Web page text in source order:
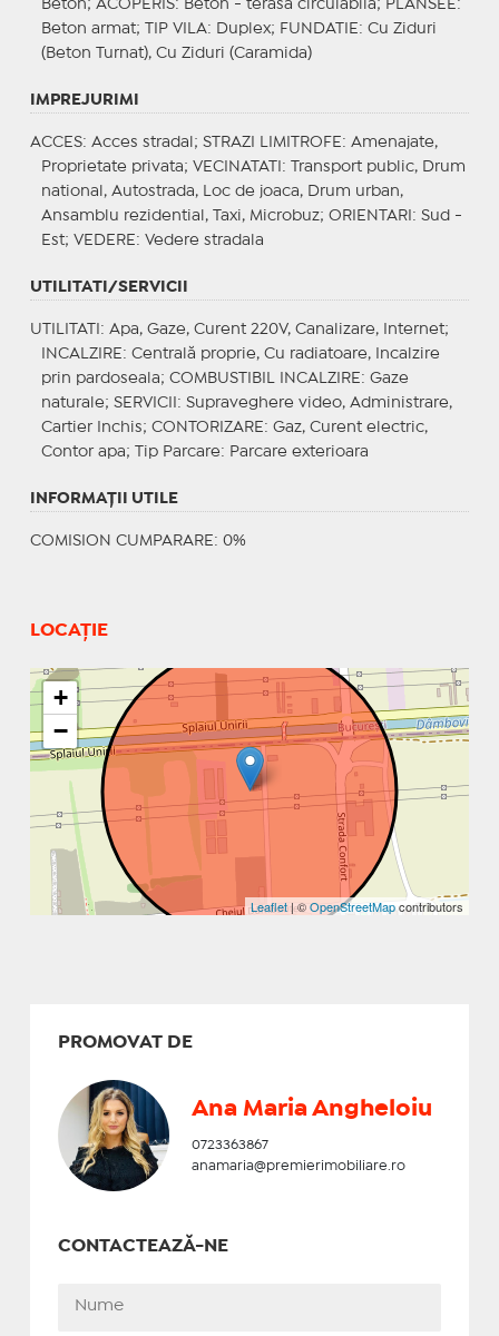
Beton; ACOPERIS: Beton - terasa circulabila; PLANSEE :
Beton armat;
TIP VILA: Duplex; FUNDATIE : Cu Ziduri
(Beton Turnat), Cu Ziduri (Caramida)
IMPREJURIMI
ACCES: Acces stradal; STRAZI LIMITROFE : Amenajate,
Proprietate privata; VECINATATI : Transport public, Drum
national, Autostrada, Loc de joaca, Drum urban,
Ansamblu rezidential, Taxi, Microbuz; ORIENTARI : Sud -
Est; VEDERE : Vedere stradala
UTILITATI/SERVICII
UTILITATI : Apa, Gaze, Curent 220V, Canalizare, Internet;
INCALZIRE : Centrală proprie, Cu radiatoare, Incalzire
prin pardoseala; COMBUSTIBIL INCALZIRE : Gaze
naturale; SERVICII : Supraveghere video, Administrare,
Cartier Inchis; CONTORIZARE : Gaz, Curent electric,
Contor apa;
Tip Parcare: Parcare exterioara
INFORMAŢII UTILE
COMISION CUMPARARE: 0%
LOCAȚIE
+
−
Leaflet| ©OpenStreetMapcontributors
PROMOVAT DE
Ana Maria Angheloiu
0723363867
anamaria@premierimobiliare.ro
CONTACTEAZĂ-NE